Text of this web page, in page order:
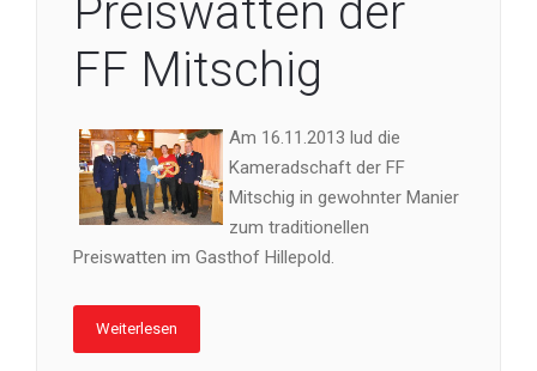
Preiswatten der
FF Mitschig
Am 16.11.2013 lud die
Kameradschaft der FF
Mitschig in gewohnter Manier
zum traditionellen
Preiswatten im Gasthof Hillepold.
Weiterlesen